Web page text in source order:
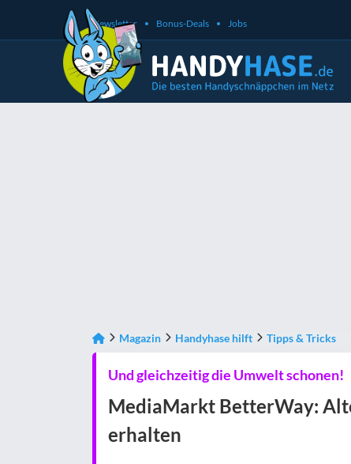
Newsletter Bonus-Deals Jobs
Magazin Handyhase hilft Tipps & Tricks
Und gleichzeitig die Umwelt schonen!
MediaMarkt BetterWay:
erhalten